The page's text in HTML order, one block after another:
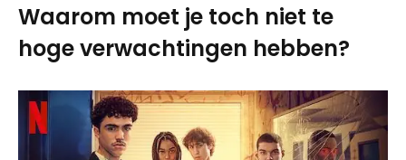
Waarom moet je toch niet te
hoge verwachtingen hebben?